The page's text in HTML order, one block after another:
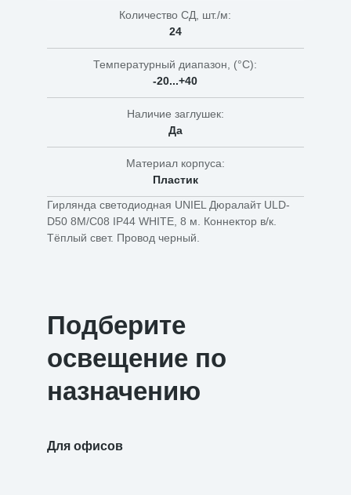
Количество СД, шт./м:
24
Температурный диапазон, (°C):
-20...+40
Наличие заглушек:
Да
Материал корпуса:
Пластик
Гирлянда светодиодная UNIEL Дюралайт ULD-
D50 8M/С08 IP44 WHITE, 8 м. Коннектор в/к.
Тёплый свет. Провод черный.
Подберите
освещение по
назначению
Для офисов